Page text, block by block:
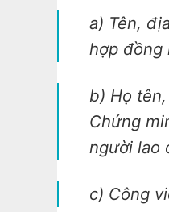
a) Tên,
hợp đồng
b) Họ
Chứng
người lao
c) Công